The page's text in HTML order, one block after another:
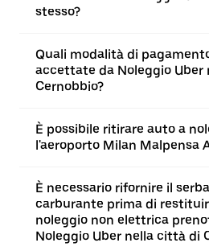
stesso?
Quali modalità di
accettate da Noleggio Uber
Cernobbio?
È possibile ritirare auto a
l'aeroporto Milan Malpensa
È necessario rifornire il
carburante prima di
noleggio non elettrica
Noleggio Uber nella città di